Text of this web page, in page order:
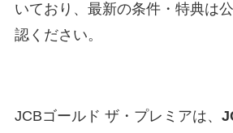
いており、最新の条件・特典は
認ください。
JCBゴールド ザ・プレミアは、